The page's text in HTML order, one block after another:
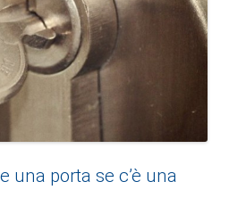
una porta se c’è una